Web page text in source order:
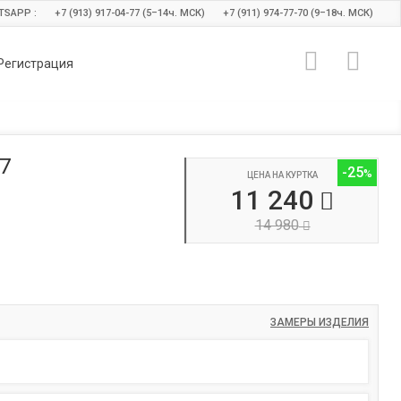
: +7 (913) 917-04-77 (5–14ч. МСК) +7 (911) 974-77-70 (9–18ч. МСК)
-25
ЦЕНА НА КУРТКА
11 240
14 980
ЗАМЕРЫ ИЗДЕЛИЯ